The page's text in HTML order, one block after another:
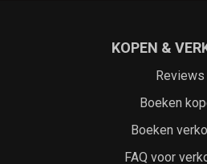
KOPEN &
Reviews
Boeken
Boeken
FAQ voor